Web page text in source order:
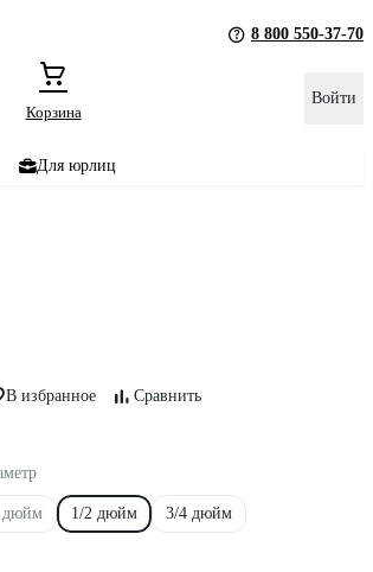
8 800 550-37-70
Корзина
Войти
Для юрлиц
В избранное Сравнить
дюйм 1/2 дюйм 3/4 дюйм